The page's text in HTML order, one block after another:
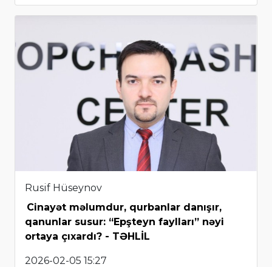
Rusif Hüseynov
Cinayət məlumdur, qurbanlar danışır,
qanunlar susur: “Epşteyn faylları” nəyi
ortaya çıxardı? - TƏHLİL
2026-02-05 15:27